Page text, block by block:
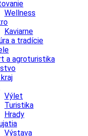
Wellness
Kaviarne
a tradície
a agroturistika
Výlet
Turistika
Hrady
Výstava